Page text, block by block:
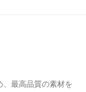
、最高品質の素材を